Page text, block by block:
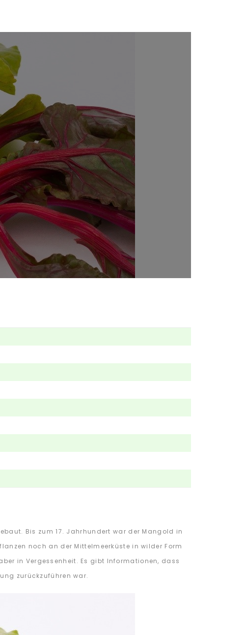
Bis zum 17. Jahrhundert war der Mangold in
noch an der Mittelmeerküste in wilder Form
in Vergessenheit. Es gibt Informationen, dass
zurückzuführen war.